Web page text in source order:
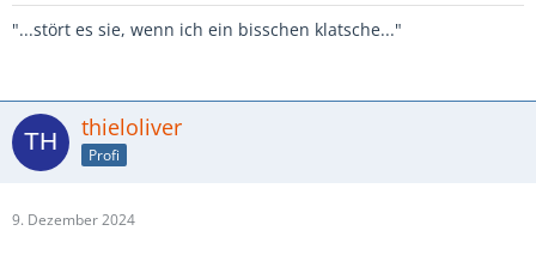
"...stört es sie, wenn ich ein bisschen klatsche..."
thieloliver
Profi
9. Dezember 2024